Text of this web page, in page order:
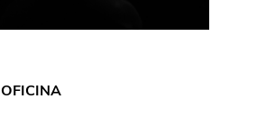
OFICINA